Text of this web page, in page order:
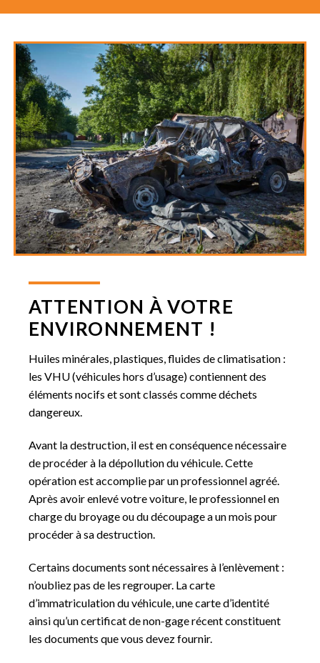
ATTENTION À VOTRE
ENVIRONNEMENT !
Huiles minérales, plastiques, fluides de climatisation :
les VHU (véhicules hors d’usage) contiennent des
éléments nocifs et sont classés comme déchets
dangereux.
Avant la destruction, il est en conséquence nécessaire
de procéder à la dépollution du véhicule. Cette
opération est accomplie par un professionnel agréé.
Après avoir enlevé votre voiture, le professionnel en
charge du broyage ou du découpage a un mois pour
procéder à sa destruction.
Certains documents sont nécessaires à l’enlèvement :
n’oubliez pas de les regrouper. La carte
d’immatriculation du véhicule, une carte d’identité
ainsi qu’un certificat de non-gage récent constituent
les documents que vous devez fournir.